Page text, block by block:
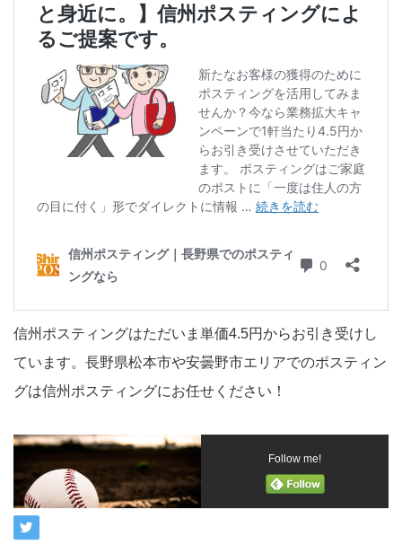
信州ポスティングはただいま単価4.5円からお引き受けし
ています。長野県松本市や安曇野市エリアでのポスティン
グは信州ポスティングにお任せください！
Follow me!